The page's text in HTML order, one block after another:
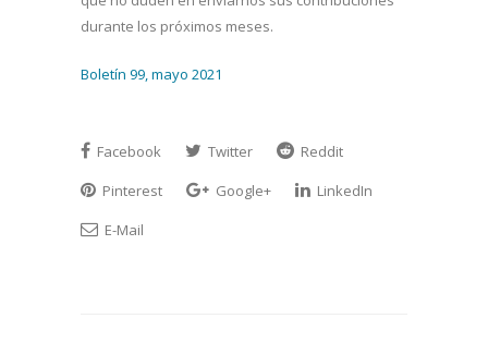
durante los próximos meses.
Boletín 99, mayo 2021
Facebook Twitter
Reddit
Pinterest
Google+
LinkedIn
E-Mail